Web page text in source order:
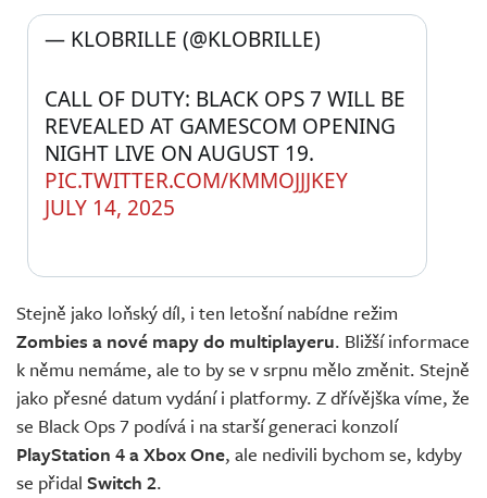
CALL OF DUTY: BLACK OPS 7 WILL BE
REVEALED AT GAMESCOM OPENING
PIC.TWITTER.COM/KMMOJJJKEY
— KLOBRILLE (@KLOBRILLE)
JULY 14, 2025
Stejně jako loňský díl, i ten letošní nabídne režim
Zombies a nové mapy do multiplayeru. Bližší informace
k němu nemáme, ale to by se v srpnu mělo změnit. Stejně
jako přesné datum vydání i platformy. Z dřívějška víme, že
se Black Ops 7 podívá i na starší generaci konzolí
PlayStation 4 a Xbox One, ale nedivili bychom se, kdyby
se přidal Switch 2.